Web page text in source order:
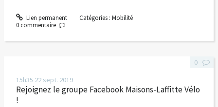
Lien permanent Catégories : Mobilité
0 commentaire
15h35 22 sept. 2019
Rejoignez le groupe Facebook Maisons-Laffitte Vélo
!
0